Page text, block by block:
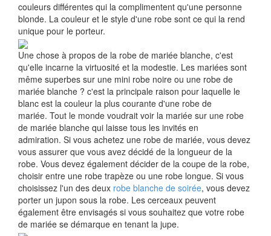
couleurs différentes qui la complimentent qu'une personne
blonde. La couleur et le style d'une robe sont ce qui la rend
unique pour le porteur.
Une chose à propos de la robe de mariée blanche, c'est
qu'elle incarne la virtuosité et la modestie. Les mariées sont
même superbes sur une mini robe noire ou une robe de
mariée blanche ? c'est la principale raison pour laquelle le
blanc est la couleur la plus courante d'une robe de
mariée. Tout le monde voudrait voir la mariée sur une robe
de mariée blanche qui laisse tous les invités en
admiration. Si vous achetez une robe de mariée, vous devez
vous assurer que vous avez décidé de la longueur de la
robe. Vous devez également décider de la coupe de la robe,
choisir entre une robe trapèze ou une robe longue. Si vous
choisissez l'un des deux robe blanche de soirée, vous devez
porter un jupon sous la robe. Les cerceaux peuvent
également être envisagés si vous souhaitez que votre robe
de mariée se démarque en tenant la jupe.